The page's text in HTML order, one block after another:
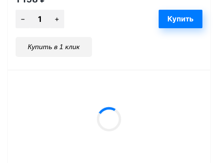
Купить в 1 клик